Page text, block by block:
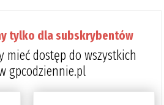
tylko dla subskrybentów
mieć dostęp do wszystkich
gpcodziennie.pl